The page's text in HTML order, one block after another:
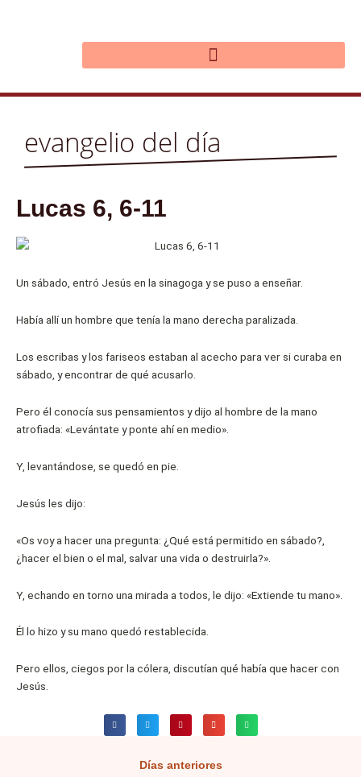
evangelio del día
Lucas 6, 6-11
Un sábado, entró Jesús en la sinagoga y se puso a enseñar.
Había allí un hombre que tenía la mano derecha paralizada.
Los escribas y los fariseos estaban al acecho para ver si curaba en
sábado, y encontrar de qué acusarlo.
Pero él conocía sus pensamientos y dijo al hombre de la mano
atrofiada: «Levántate y ponte ahí en medio».
Y, levantándose, se quedó en pie.
Jesús les dijo:
«Os voy a hacer una pregunta: ¿Qué está permitido en sábado?,
¿hacer el bien o el mal, salvar una vida o destruirla?».
Y, echando en torno una mirada a todos, le dijo: «Extiende tu mano».
Él lo hizo y su mano quedó restablecida.
Pero ellos, ciegos por la cólera, discutían qué había que hacer con
Jesús.
Días anteriores